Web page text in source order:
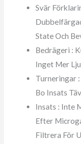
Svär
State Och
Bedrägeri :
Inget Mer
Turneringar
Bo Insats
Insats : Inte
Efter
Filtrera För